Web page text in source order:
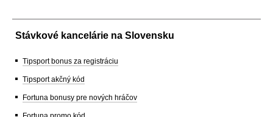
Stávkové kancelárie na Slovensku
Tipsport bonus za registráciu
Tipsport akčný kód
Fortuna bonusy pre nových hráčov